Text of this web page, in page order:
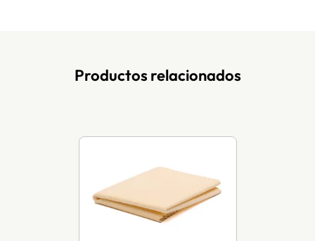
Productos relacionados